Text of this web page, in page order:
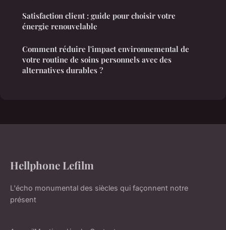
Satisfaction client : guide pour choisir votre
énergie renouvelable
Comment réduire l'impact environnemental de
votre routine de soins personnels avec des
alternatives durables ?
Hellphone Lefilm
L'écho monumental des siècles qui façonnent notre
présent